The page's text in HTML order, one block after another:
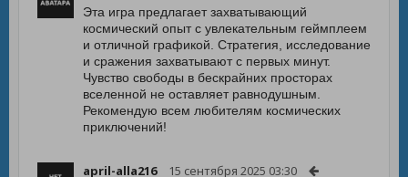
Эта игра предлагает захватывающий
космический опыт с увлекательным геймплеем
и отличной графикой. Стратегия, исследование
и сражения захватывают с первых минут.
Чувство свободы в бескрайних просторах
вселенной не оставляет равнодушным.
Рекомендую всем любителям космических
приключений!
april-alla216 15 сентября 2025 03:30